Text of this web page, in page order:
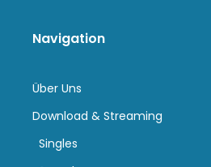
Navigation
Über Uns
Download & Streaming
Singles